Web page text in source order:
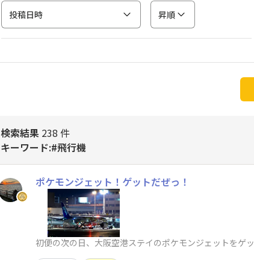
投稿日時
昇順
検索結果 238 件
キーワード:#飛行機
ポケモンジェット！ゲットだぜっ！
初便の次の日、大阪空港ステイのポケモンジェットをゲ